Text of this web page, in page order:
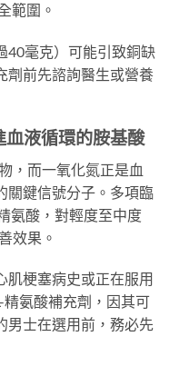
範圍。
40毫克）可能引致銅缺
劑前先諮詢醫生或營養
血液循環的胺基酸
，而一氧化氮正是血
關鍵信號分子。多項臨
氨酸，對輕度至中度
效果。
肌梗塞病史或正在服用
氨酸補充劑，因其可
男士在選用前，務必先